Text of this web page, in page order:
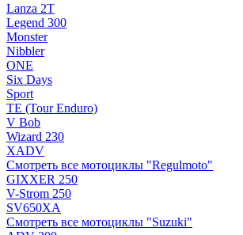
Lanza 2T
Legend 300
Monster
Nibbler
ONE
Six Days
Sport
TE (Tour Enduro)
V Bob
Wizard 230
XADV
Смотреть все мотоциклы "Regulmoto"
GIXXER 250
V-Strom 250
SV650XA
Смотреть все мотоциклы "Suzuki"